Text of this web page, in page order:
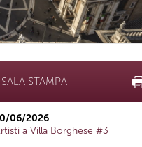
SALA STAMPA
06/2026
a Villa Borghese #3